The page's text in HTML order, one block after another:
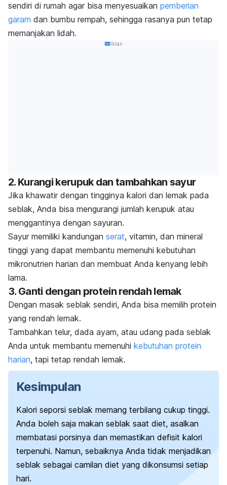
sendiri di rumah agar bisa menyesuaikan pemberian
garam dan bumbu rempah, sehingga rasanya pun tetap
memanjakan lidah.
Iklan
2. Kurangi kerupuk dan tambahkan sayur
Jika khawatir dengan tingginya kalori dan lemak pada
seblak, Anda bisa mengurangi jumlah kerupuk atau
menggantinya dengan sayuran.
Sayur memiliki kandungan serat, vitamin, dan mineral
tinggi yang dapat membantu memenuhi kebutuhan
mikronutrien harian dan membuat Anda kenyang lebih
lama.
3. Ganti dengan protein rendah lemak
Dengan masak seblak sendiri, Anda bisa memilih protein
yang rendah lemak.
Tambahkan telur, dada ayam, atau udang pada seblak
Anda untuk membantu memenuhi kebutuhan protein
harian, tapi tetap rendah lemak.
Kesimpulan
Kalori seporsi seblak memang terbilang cukup tinggi.
Anda boleh saja makan seblak saat diet, asalkan
membatasi porsinya dan memastikan defisit kalori
terpenuhi. Namun, sebaiknya Anda tidak menjadikan
seblak sebagai camilan diet yang dikonsumsi setiap
hari.